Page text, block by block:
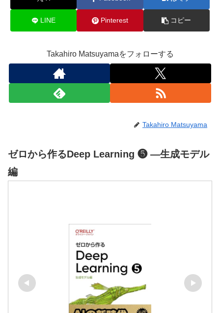
LINE Pinterest コピー
Takahiro Matsuyamaをフォローする
Takahiro Matsuyama
ゼロから作るDeep Learning ❺ ―生成モデル
編